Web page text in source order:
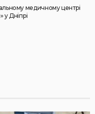
медичному центрі
у Дніпрі